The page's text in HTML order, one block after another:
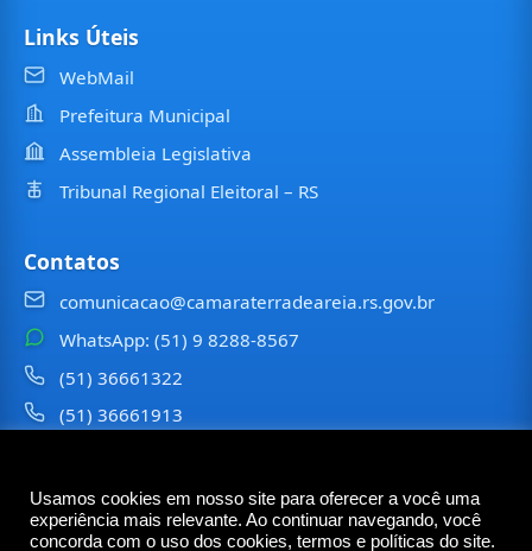
Links Úteis
WebMail
Prefeitura Municipal
Assembleia Legislativa
Tribunal Regional Eleitoral – RS
Contatos
comunicacao@camaraterradeareia.rs.gov.br
WhatsApp: (51) 9 8288-8567
(51) 36661322
(51) 36661913
©2026Câmara Municipal deTerra de Areia— Todos os
direitos reservados
Usamos cookies em nosso site para oferecer a você uma
experiência mais relevante. Ao continuar navegando, você
concorda com o uso dos cookies, termos e políticas do site.